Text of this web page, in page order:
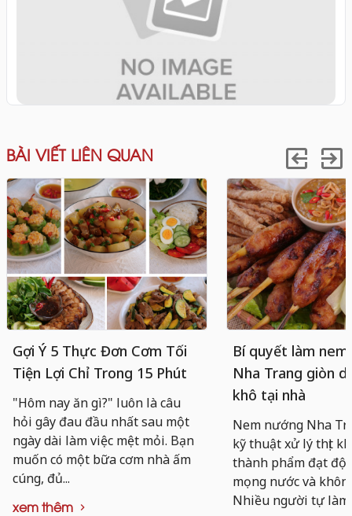
BÀI VIẾT LIÊN QUAN
Gợi Ý 5 Thực Đơn Cơm Tối
Tiện Lợi Chỉ Trong 15 Phút
"Hôm nay ăn gì?" luôn là câu
hỏi gây đau đầu nhất sau một
ngày dài làm việc mệt mỏi. Bạn
muốn có một bữa cơm nhà ấm
cúng, đủ...
xem thêm
Bí quyết làm
Nha Trang giòn
khô tại nhà
Nem nướng Nha
kỹ thuật xử lý thịt
thành phẩm đạt độ
mọng nước và
Nhiều người tự